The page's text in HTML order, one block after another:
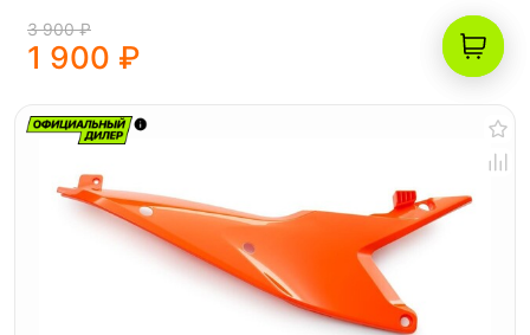
3 900 ₽
1 900 ₽